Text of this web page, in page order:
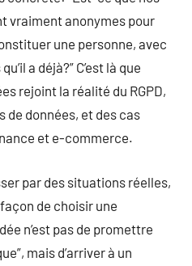
vraiment anonymes pour
une personne, avec
a déjà?” C’est là que
rejoint la réalité du RGPD,
de données, et des cas
et e-commerce.
par des situations réelles,
de choisir une
n’est pas de promettre
mais d’arriver à un